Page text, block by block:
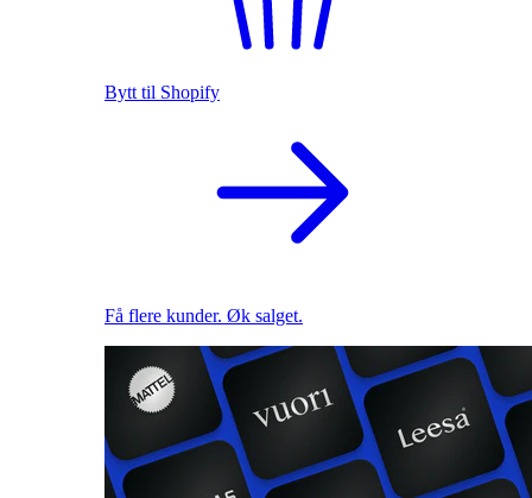
Bytt til Shopify
Få flere kunder. Øk salget.